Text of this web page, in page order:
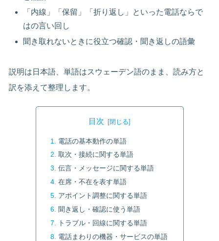
「内線」「保留」「折り返し」といった電話ならで
はの言い回し
聞き取れないときに役立つ確認・聞き返しの語彙
説明は日本語、単語はスウェーデン語のまま、読み方と
訳を添えて整理します。
目次
電話の基本動作の単語
取次・接続に関する単語
伝言・メッセージに関する単語
在席・不在を表す単語
アポイント調整に関する単語
聞き返し・確認に使う単語
トラブル・回線に関する単語
電話まわりの機器・サービスの単語